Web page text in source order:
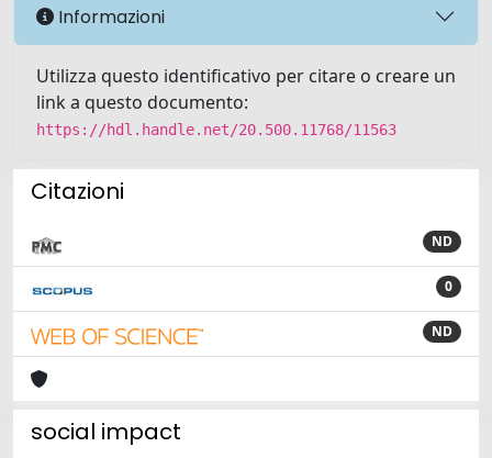
Informazioni
Utilizza questo identificativo per citare o creare un
link a questo documento:
https://hdl.handle.net/20.500.11768/11563
Citazioni
ND
0
ND
social impact